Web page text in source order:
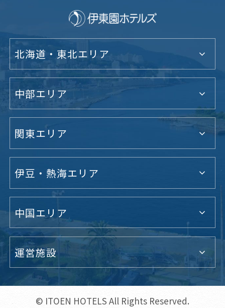
北海道・東北エリア
中部エリア
関東エリア
伊豆・熱海エリア
中国エリア
運営施設
© ITOEN HOTELS All Rights Reserved.